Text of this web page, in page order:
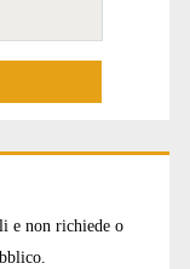
e non richiede o